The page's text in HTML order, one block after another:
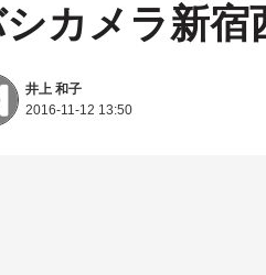
カメラ新宿
井上 和子
2016-11-12 13:50